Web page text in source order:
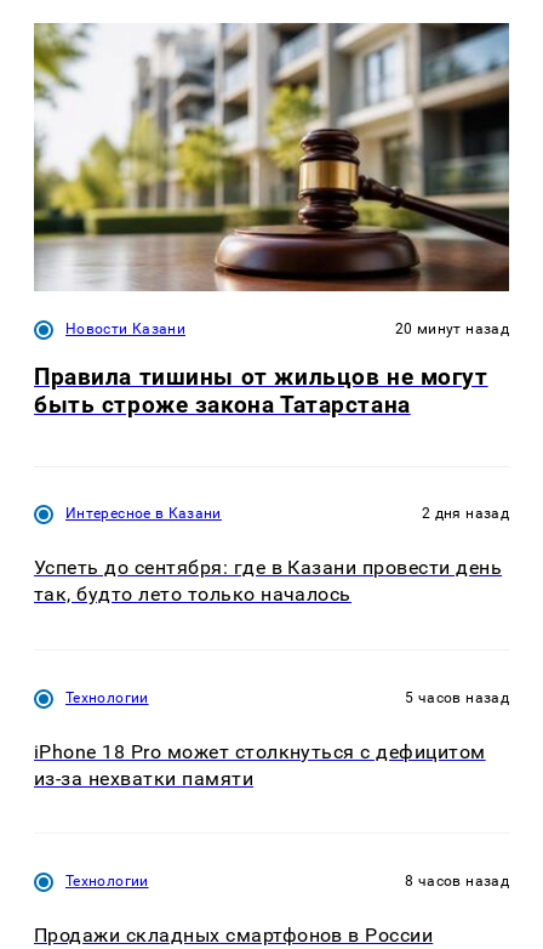
Новости Казани 20 минут назад
Правила тишины от жильцов не могут
быть строже закона Татарстана
Интересное в Казани 2 дня назад
Успеть до сентября: где в Казани провести день
так, будто лето только началось
Технологии 5 часов назад
iPhone 18 Pro может столкнуться с дефицитом
из-за нехватки памяти
Технологии 8 часов назад
Продажи складных смартфонов в России